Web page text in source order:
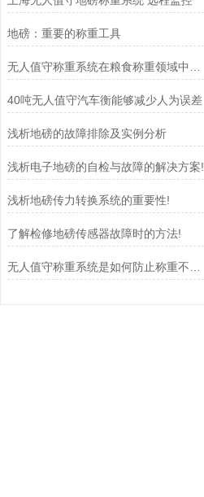
地磅：重要的称重工具
40吨无人值守汽车衡能够减少人为误差
浅析地磅的故障排除及实例分析
浅析电子地磅的自检与故障的解决方案!
浅析地磅传力转换系统的重要性!
了解检修地磅传感器故障时的方法!